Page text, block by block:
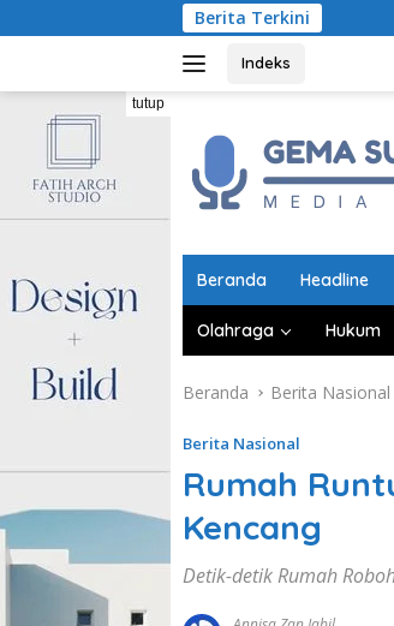
ke
Berita Terkini
Indeks
tutup
Beranda Headline
Olahraga Hukum
Beranda Berita Nasional
Berita Nasional
Rumah
Kencang
Detik-detik Rumah